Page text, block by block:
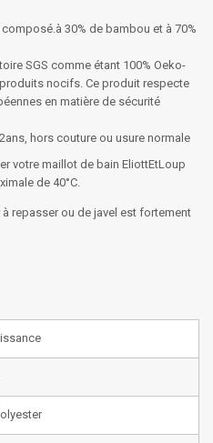
30% de bambou et à 70%
SGS comme étant 100% Oeko-
nocifs. Ce produit respecte
en matière de sécurité
hors couture ou usure normale
votre maillot de bain EliottEtLoup
de 40°C.
repasser ou de javel est fortement